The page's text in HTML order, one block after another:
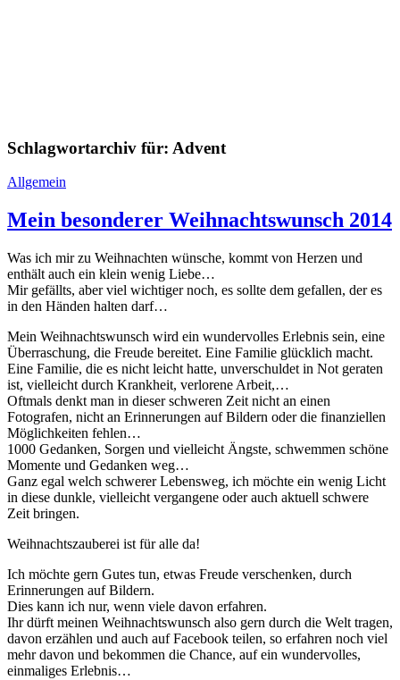
Schlagwortarchiv für: Advent
Allgemein
Mein besonderer Weihnachtswunsch 2014
Was ich mir zu Weihnachten wünsche, kommt von Herzen und
enthält auch ein klein wenig Liebe…
Mir gefällts, aber viel wichtiger noch, es sollte dem gefallen, der es
in den Händen halten darf…
Mein Weihnachtswunsch wird ein wundervolles Erlebnis sein, eine
Überraschung, die Freude bereitet. Eine Familie glücklich macht.
Eine Familie, die es nicht leicht hatte, unverschuldet in Not geraten
ist, vielleicht durch Krankheit, verlorene Arbeit,…
Oftmals denkt man in dieser schweren Zeit nicht an einen
Fotografen, nicht an Erinnerungen auf Bildern oder die finanziellen
Möglichkeiten fehlen…
1000 Gedanken, Sorgen und vielleicht Ängste, schwemmen schöne
Momente und Gedanken weg…
Ganz egal welch schwerer Lebensweg, ich möchte ein wenig Licht
in diese dunkle, vielleicht vergangene oder auch aktuell schwere
Zeit bringen.
Weihnachtszauberei ist für alle da!
Ich möchte gern Gutes tun, etwas Freude verschenken, durch
Erinnerungen auf Bildern.
Dies kann ich nur, wenn viele davon erfahren.
Ihr dürft meinen Weihnachtswunsch also gern durch die Welt tragen,
davon erzählen und auch auf Facebook teilen, so erfahren noch viel
mehr davon und bekommen die Chance, auf ein wundervolles,
einmaliges Erlebnis…